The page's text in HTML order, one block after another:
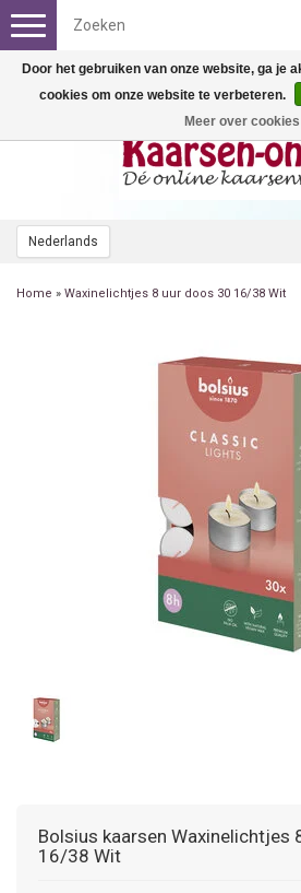
Nederlands
Toggle
navigation
Home » Waxinelichtjes 8 uur doos 30 16/38 Wit
Bolsius kaarsen Waxinelichtjes
16/38 Wit
Door het gebruiken van onze website, ga je
cookies om onze website te verbeteren.
Meer over cookies